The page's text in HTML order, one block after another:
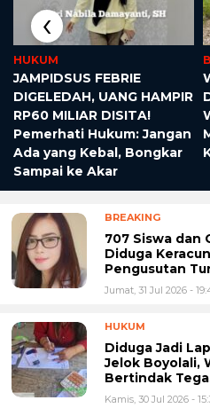
HUKUM
JAMPIDSUS FEBRIE
DIGELEDAH, UANG HAMPIR
RP60 MILIAR DISITA!
Pemerhati Hukum: Jangan
Ada yang Kebal, Bongkar
Sampai ke Akar
‹
BREAKING
707 Siswa dan
Diduga
Pengusutan
Jumat, 31 Jul 2026 -
HUKUM
Diduga Jadi
Jelok Boyolali,
Bertindak
Kamis, 30 Jul 2026 -